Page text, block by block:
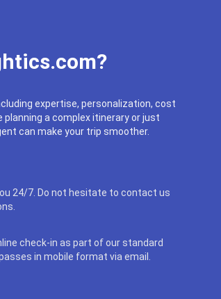
expertise, personalization, cost
planning a complex itinerary or just
can make your trip smoother.
24/7. Do not hesitate to contact us
check-in as part of our standard
in mobile format via email.